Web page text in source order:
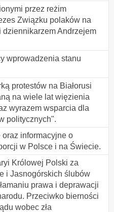
przez reżim
Związku polaków na
dziennikarzem Andrzejem
wprowadzenia stanu
protestów na Białorusi
na wiele lat więzienia
wyrazem wsparcia dla
politycznych".
informacyjne o
w Polsce i na Świecie.
Królowej Polski za
i Jasnogórskich ślubów
prawa i deprawacji
Przeciwko bierności
wobec zła